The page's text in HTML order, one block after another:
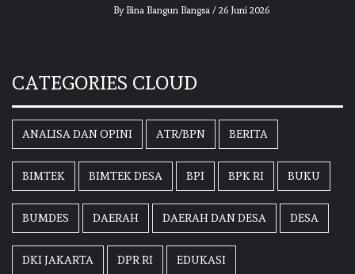
By Bina Bangun Bangsa/ 26 Juni 2026
CATEGORIES CLOUD
ANALISA DAN OPINI ATR/BPN BERITA
BIMTEK BIMTEK DESA BPI BPK RI BUKU
BUMDES DAERAH DAERAH DAN DESA DESA
DKI JAKARTA DPR RI EDUKASI